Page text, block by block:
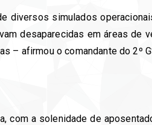
diversos simulados
desaparecidas em áreas de
– afirmou o comandante do 2º
com a solenidade de